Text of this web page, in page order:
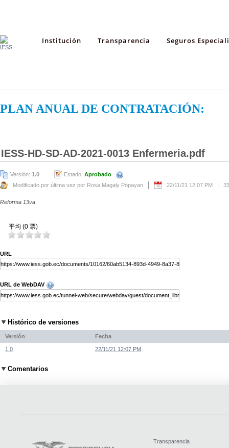
Institución Transparencia Seguros
PLAN ANUAL DE CONTRATACIÓN:
IESS-HD-SD-AD-2021-0013 Enfermeria.pdf
Versión: 1.0 Estado: Aprobado
Modificado por última vez por Rosa Magaly Popayan
22/11/21 12:07 PM
Reforma 13va
平均 (0 票)
URL
URL de WebDAV
Histórico de versiones
Versión Fecha
1.0 22/11/21 12:07 PM
Comentarios
Transparencia